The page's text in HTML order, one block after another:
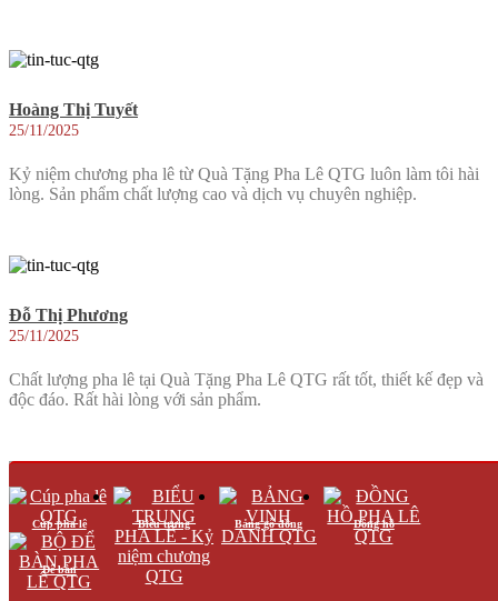
Hoàng Thị Tuyết
25/11/2025
Kỷ niệm chương pha lê từ Quà Tặng Pha Lê QTG luôn làm tôi hài
lòng. Sản phẩm chất lượng cao và dịch vụ chuyên nghiệp.
Đỗ Thị Phương
25/11/2025
Chất lượng pha lê tại Quà Tặng Pha Lê QTG rất tốt, thiết kế đẹp và
độc đáo. Rất hài lòng với sản phẩm.
Hoàng Thị Thanh
25/11/2025
Cúp pha lê tại Quà Tặng Pha Lê QTG mang đến sự sang trọng và
Cúp pha lê Biểu trưng Bảng gỗ đồng Đồng hồ
Để bàn